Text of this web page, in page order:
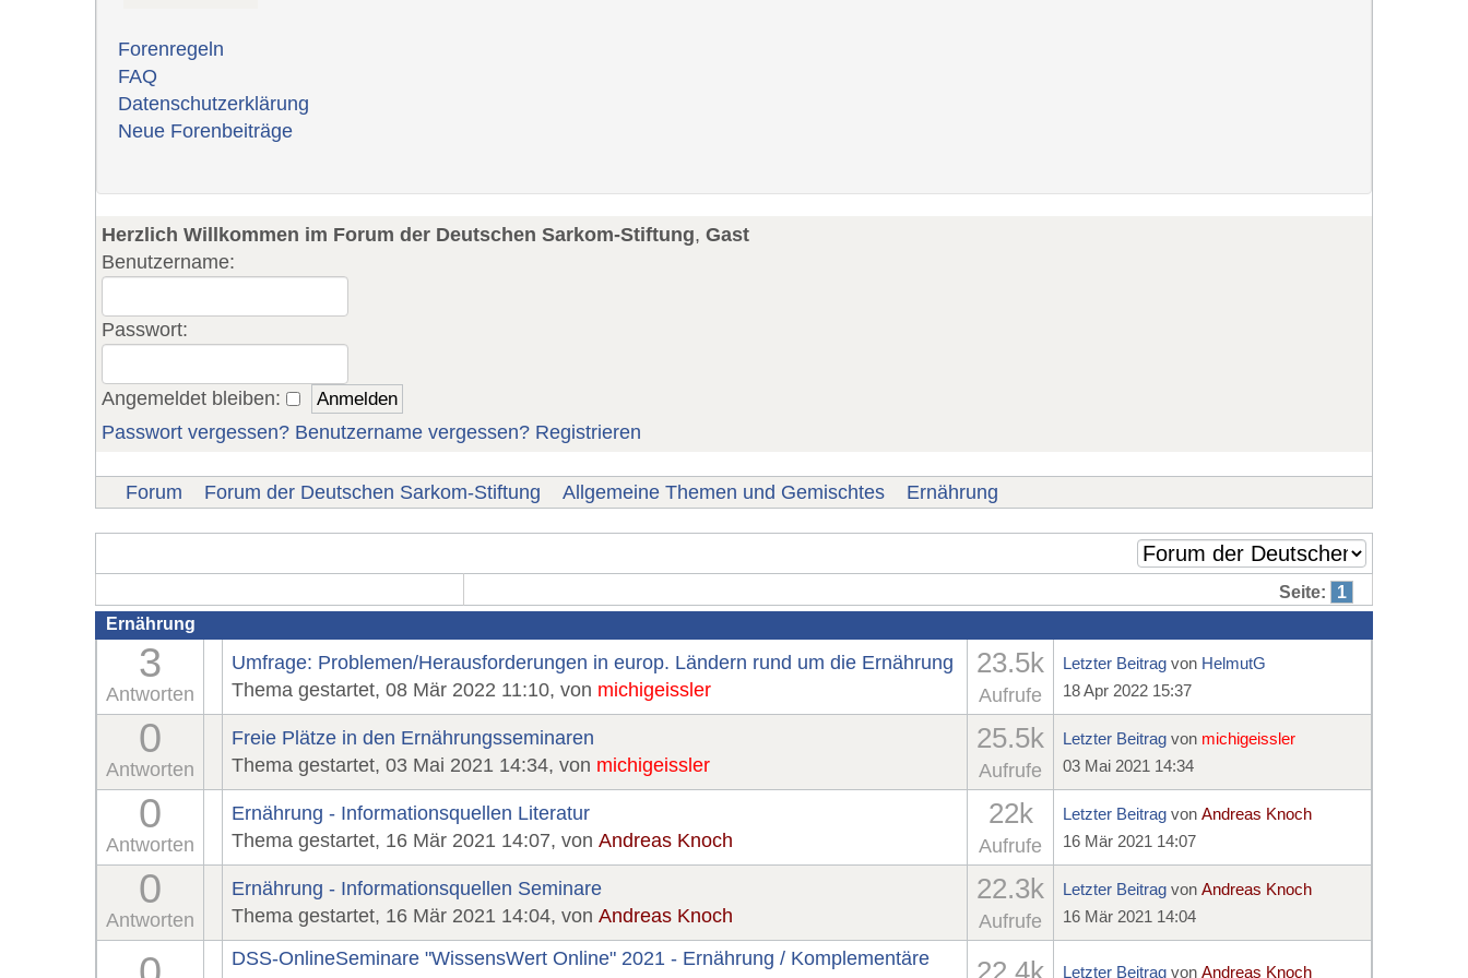
Forenregeln
FAQ
Datenschutzerklärung
Neue Forenbeiträge
Herzlich Willkommen im Forum der Deutschen Sarkom-Stiftung, Gast
Benutzername:
Passwort:
Angemeldet bleiben:
Passwort vergessen? Benutzername vergessen? Registrieren
Forum Forum der Deutschen Sarkom-Stiftung Allgemeine Themen und Gemischtes Ernährung
Seite:
1
Ernährung
3
Antworten
Umfrage: Problemen/Herausforderungen in europ. Ländern rund um die Ernährung
Thema gestartet, 08 Mär 2022 11:10, von michigeissler
23.5k
Aufrufe
Letzter Beitrag von HelmutG
18 Apr 2022 15:37
0
Antworten
Freie Plätze in den Ernährungsseminaren
Thema gestartet, 03 Mai 2021 14:34, von michigeissler
25.5k
Aufrufe
Letzter Beitrag von michigeissler
03 Mai 2021 14:34
0
Antworten
Ernährung - Informationsquellen Literatur
Thema gestartet, 16 Mär 2021 14:07, von Andreas Knoch
22k
Aufrufe
Letzter Beitrag von Andreas Knoch
16 Mär 2021 14:07
0
Antworten
Ernährung - Informationsquellen Seminare
Thema gestartet, 16 Mär 2021 14:04, von Andreas Knoch
22.3k
Aufrufe
Letzter Beitrag von Andreas Knoch
16 Mär 2021 14:04
DSS-OnlineSeminare "WissensWert Online" 2021 - Ernährung / Komplementäre
22.4k Letzter Beitrag von Andreas Knoch